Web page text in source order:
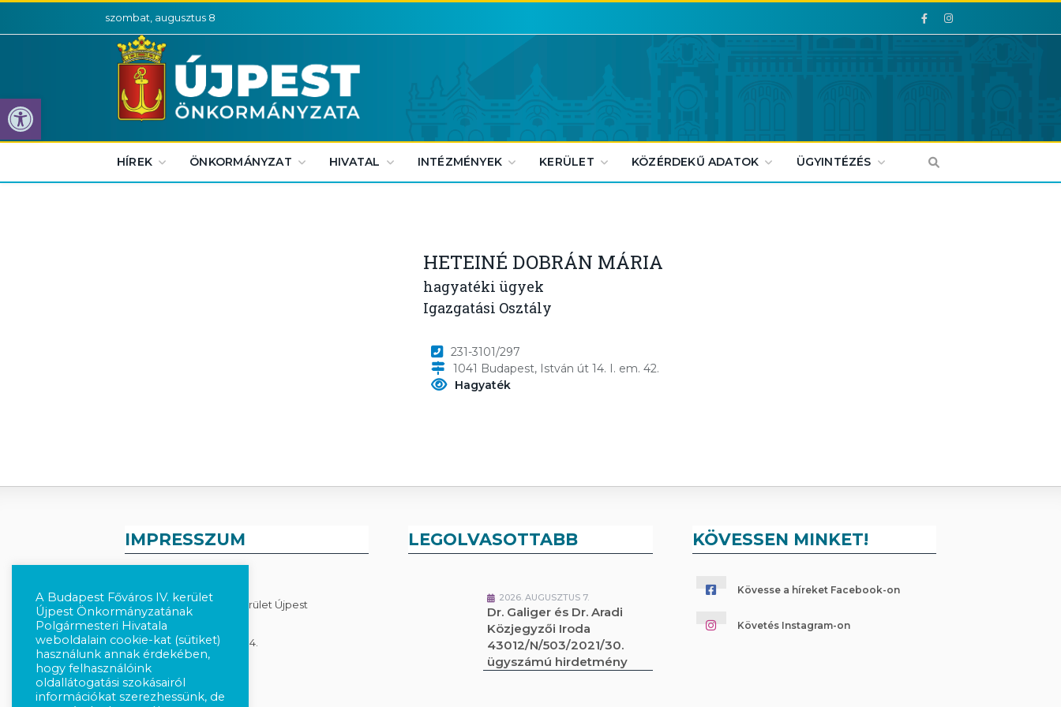
Eszköztár megnyitása
szombat, augusztus 8 Facebook
Facebook
HÍREK ÖNKORMÁNYZAT HIVATAL INTÉZMÉNYEK KERÜLET KÖZÉRDEKŰ ADATOK ÜGYINTÉZÉS
HETEINÉ DOBRÁN MÁRIA
hagyatéki ügyek
Igazgatási Osztály
231-3101/297
1041 Budapest, István út 14. I. em. 42.
Hagyaték
IMPRESSZUM
Budapest Főváros IV. Kerület Újpest
Önkormányzata
1041 Budapest, István út 14.
Adatkezelés
LEGOLVASOTTABB
2026. AUGUSZTUS 7.
Dr. Galiger és Dr. Aradi
Közjegyzői Iroda
43012/N/503/2021/30.
ügyszámú hirdetmény
KÖVESSEN MINKET!
Kövesse a híreket Facebook-on
Követés Instagram-on
A Budapest Főváros IV. kerület
Újpest Önkormányzatának
Polgármesteri Hivatala
weboldalain cookie-kat (sütiket)
használunk annak érdekében,
hogy felhasználóink
oldallátogatási szokásairól
információkat szerezhessünk, de